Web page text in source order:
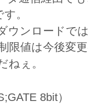
。
ウンロードで
限値は今後変
ねぇ。
8bit）